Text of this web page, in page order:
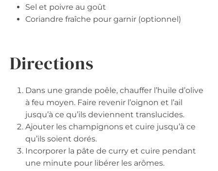
Sel et poivre au goût
Coriandre fraîche pour garnir (optionnel)
Directions
Dans une grande poêle, chauffer l’huile d’olive
à feu moyen. Faire revenir l’oignon et l’ail
jusqu’à ce qu’ils deviennent translucides.
Ajouter les champignons et cuire jusqu’à ce
qu’ils soient dorés.
Incorporer la pâte de curry et cuire pendant
une minute pour libérer les arômes.